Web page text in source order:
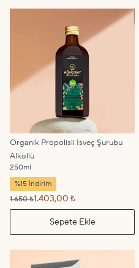
Organik Propolisli İsveç Şurubu
Alkollü
250ml
%15 İndirim
1.650 ₺1.403,00 ₺
Sepete Ekle